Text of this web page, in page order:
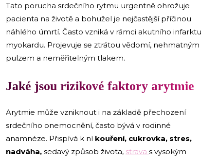
Tato porucha srdečního rytmu urgentně ohrožuje
pacienta na životě a bohužel je nejčastější příčinou
náhlého úmrtí. Často vzniká v rámci akutního infarktu
myokardu. Projevuje se ztrátou vědomí, nehmatným
pulzem a neměřitelným tlakem.
Jaké jsou rizikové faktory arytmie
Arytmie může vzniknout i na základě přechození
srdečního onemocnění, často bývá v rodinné
anamnéze. Přispívá k ní kouření, cukrovka, stres,
nadváha, sedavý způsob života, strava s vysokým